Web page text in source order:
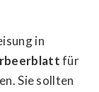
in
für
Sie sollten